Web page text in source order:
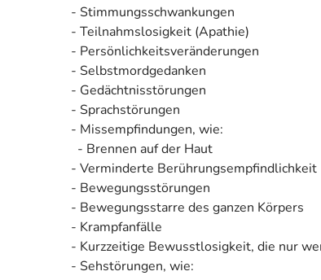
- Stimmungsschwankungen
- Teilnahmslosigkeit (Apathie)
- Persönlichkeitsveränderungen
- Selbstmordgedanken
- Gedächtnisstörungen
- Sprachstörungen
- Missempfindungen, wie:
- Brennen auf der Haut
- Verminderte Berührungsempfindlichkeit
- Bewegungsstörungen
- Bewegungsstarre des ganzen Körpers
- Krampfanfälle
- Kurzzeitige Bewusstlosigkeit, die nur
- Sehstörungen, wie: